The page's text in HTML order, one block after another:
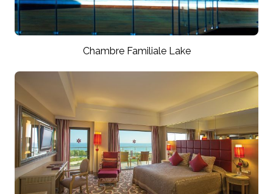
Chambre Familiale Lake